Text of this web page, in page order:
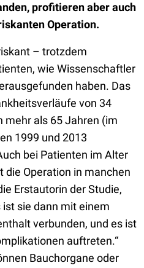
profitieren aber auch
Operation.
– trotzdem
wie Wissenschaftler
haben. Das
von 34
mehr als 65 Jahren (im
1999 und 2013
bei Patienten im Alter
die Operation in manchen
Erstautorin der Studie,
ist sie dann mit einem
verbunden, und es ist
auftreten.“
Bauchorgane oder